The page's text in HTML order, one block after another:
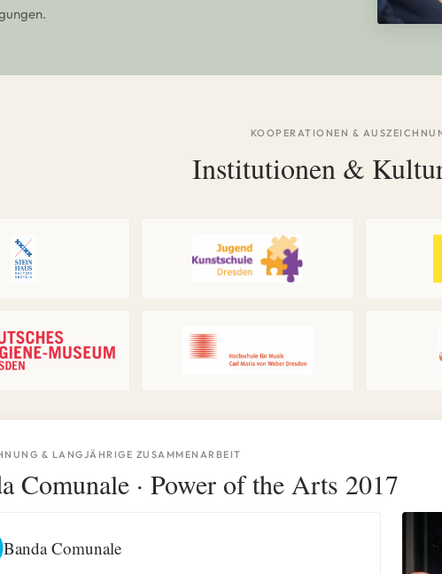
KOOPERATIONEN &
Institutionen &
& LANGJÄHRIGE ZUSAMMENARBEIT
Comunale · Power of the Arts 2017
Banda Comunale